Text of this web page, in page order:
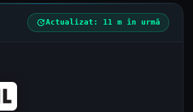
updateActualizat: 11 m în urmă